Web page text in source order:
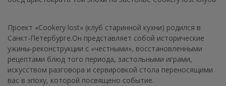
Проект «Cookery lost» (клуб старинной кухни) родился в
Санкт-Петербурге.Он представляет собой исторические
ужины-реконструкции с «честными», восстановленными
рецептами блюд того периода, застольными играми,
искусством разговора и сервировкой стола переносящими
вас в эпоху, которой посвящено событие.